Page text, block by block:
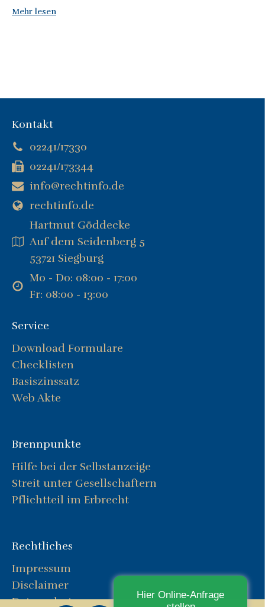
Mehr lesen
Kontakt
02241/17330
02241/173344
info@rechtinfo.de
rechtinfo.de
Hartmut Göddecke
Auf dem Seidenberg 5
53721 Siegburg
Mo - Do: 08:00 - 17:00
Fr: 08:00 - 13:00
Service
Download Formulare
Checklisten
Basiszinssatz
Web Akte
Brennpunkte
Hilfe bei der Selbstanzeige
Streit unter Gesellschaftern
Pflichtteil im Erbrecht
Rechtliches
Impressum
Disclaimer
Datenschutz
Hier Online-Anfrage